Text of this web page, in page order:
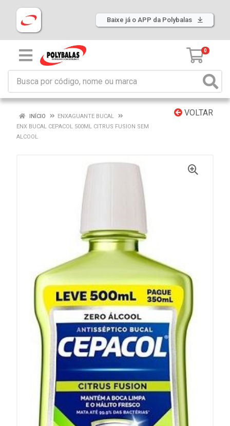
Baixe já o APP da Polybalas
0
VOLTAR
INÍCIO
ENXAGUANTE BUCAL
ENX BUCAL CEPACOL 500ML CITRUS FUSION SEM
ALCOOL